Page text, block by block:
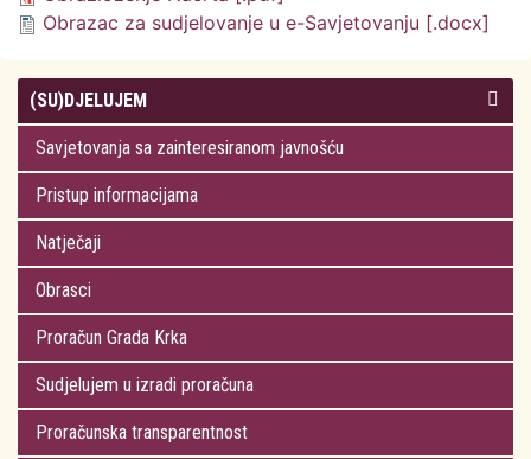
Obrazac za sudjelovanje u e-Savjetovanju [.docx]
(SU)DJELUJEM
Savjetovanja sa zainteresiranom javnošću
Pristup informacijama
Natječaji
Obrasci
Proračun Grada Krka
Sudjelujem u izradi proračuna
Proračunska transparentnost